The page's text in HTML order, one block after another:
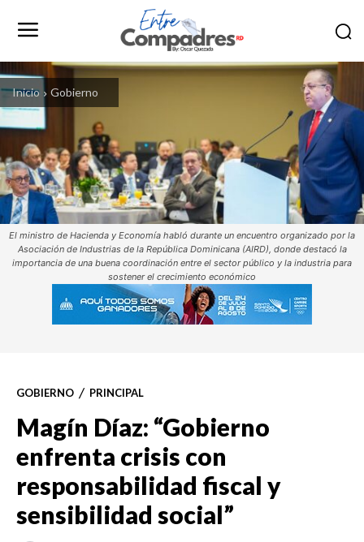
Inicio Gobierno
El ministro de Hacienda y Economía habló durante un encuentro organizado por la
Asociación de Industrias de la República Dominicana (AIRD), donde destacó la
importancia de una buena coordinación entre el sector público y la industria para
sostener el crecimiento económico
GOBIERNO PRINCIPAL
Magín Díaz: “Gobierno
enfrenta crisis con
responsabilidad fiscal y
sensibilidad social”